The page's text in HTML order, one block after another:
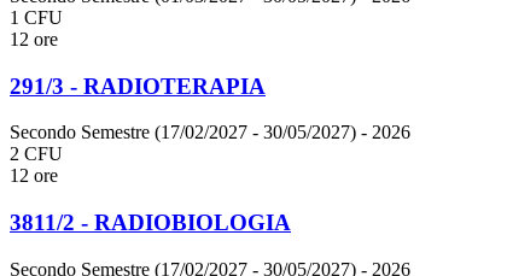
1 CFU
12 ore
291/3 - RADIOTERAPIA
Secondo Semestre (17/02/2027 - 30/05/2027) - 2026
2 CFU
12 ore
3811/2 - RADIOBIOLOGIA
Secondo Semestre (17/02/2027 - 30/05/2027) - 2026